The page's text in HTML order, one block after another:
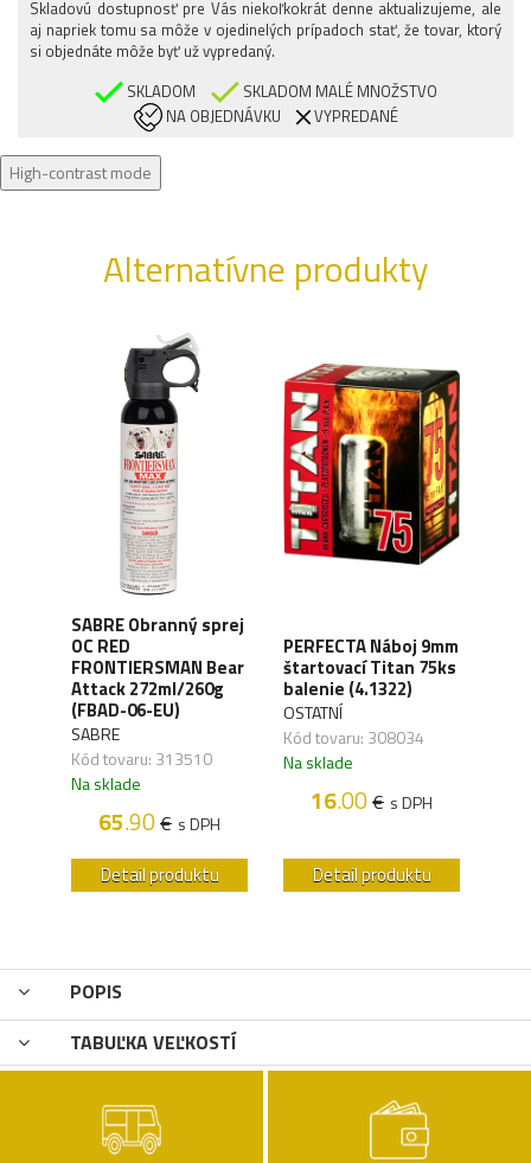
Skladovú dostupnosť pre Vás niekoľkokrát denne aktualizujeme, ale
aj napriek tomu sa môže v ojedinelých prípadoch stať, že tovar, ktorý
si objednáte môže byť už vypredaný.
SKLADOM
SKLADOM MALÉ MNOŽSTVO
NA OBJEDNÁVKU
VYPREDANÉ
High-contrast mode
Alternatívne produkty
SABRE Obranný sprej
OC RED
FRONTIERSMAN Bear
Attack 272ml/260g
(FBAD-06-EU)
SABRE
Kód tovaru: 313510
Na sklade
65.90€ s DPH
Detail produktu
PERFECTA Náboj 9mm
štartovací Titan 75ks
balenie (4.1322)
OSTATNÍ
Kód tovaru: 308034
Na sklade
16.00€ s DPH
Detail produktu
POPIS
TABUĽKA VEĽKOSTÍ